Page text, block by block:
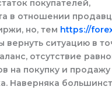
покупателей,
в отношении
но, тем https://
вернуть ситуацию в
отсутствие
на покупку и продажу
Наверняка